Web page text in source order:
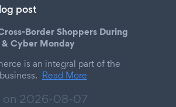
post
Border Shoppers During
Cyber Monday
is an integral part of the
Read More
on 2026-08-07